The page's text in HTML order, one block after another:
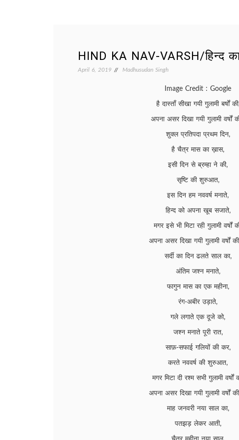
HIND KA NAV-VARSH/हिन्द
April 6, 2019 Madhusudan Singh
Image Credit : Google
है दास्ताँ सीखा गयी गुलामी बर्षों
अपना असर दिखा गयी गुलामी वर्षों
शुक्ल प्रतिपदा प्रथम दिन,
है चैत्र मास का ख़ास,
इसी दिन से ब्रम्हा ने की,
सृष्टि की शुरुआत,
इस दिन हम नववर्ष मनाते,
हिन्द को अपना खूब सजाते,
मगर इसे भी मिटा रही गुलामी वर्षों
अपना असर दिखा गयी गुलामी वर्षों
सर्दी का दिन ढलते साल का,
अंतिम जश्न मनाते,
फागुन मास का एक महीना,
रंग-अबीर उड़ाते,
गले लगाते एक दूजे को,
जश्न मनाते पूरी रात,
साफ़-सफाई गलियों की कर,
करते नववर्ष की शुरुआत,
मगर मिटा दी रश्म सभी गुलामी वर्षों
अपना असर दिखा गयी गुलामी वर्षों
माह जनवरी नया साल का,
पतझड़ लेकर आती,